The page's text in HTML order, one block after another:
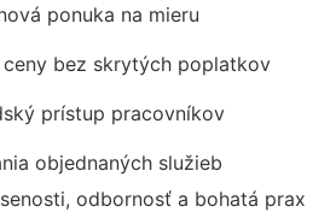
ponuka na mieru
bez skrytých poplatkov
prístup pracovníkov
objednaných služieb
odbornosť a bohatá prax